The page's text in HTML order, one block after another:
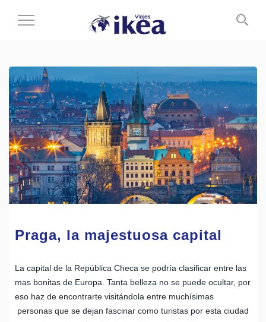
Cambiar
navegación
Praga, la majestuosa capital
La capital de la República Checa se podría clasificar entre las
mas bonitas de Europa. Tanta belleza no se puede ocultar, por
eso haz de encontrarte visitándola entre muchísimas
personas que se dejan fascinar como turistas por esta ciudad